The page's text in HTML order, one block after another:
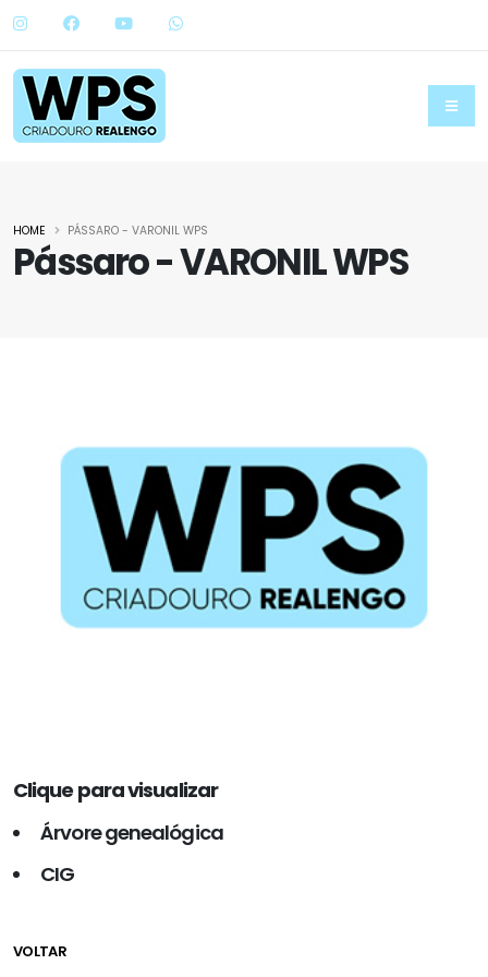
Pássaro - VARONIL WPS
HOME PÁSSARO - VARONIL WPS
Clique para visualizar
Árvore genealógica
CIG
VOLTAR